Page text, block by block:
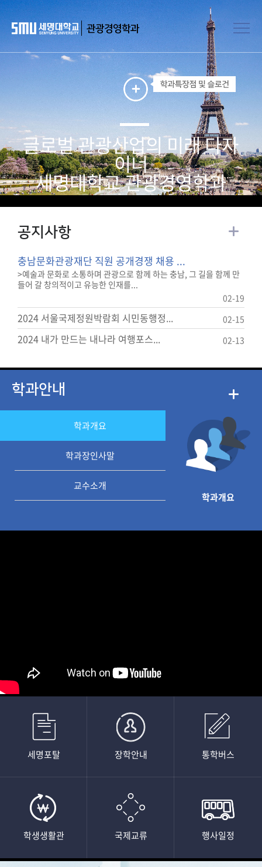
관광경영학과
글로벌 관광산업의 미래 다자
이너​
세명대학교 관광경영학과
공지사항
충남문화관광재단 직원 공개경쟁 채용 ...
>예술과 문화로 소통하며 관광으로 함께 하는 충남, 그 길을 함께 만
들어 갈 창의적이고 유능한 인재를...
02-19
2024 서울국제정원박람회 시민동행정... 02-15
2024 내가 만드는 내나라 여행포스... 02-13
학과안내
학과개요
학과개요
학과장인사말
교수소개
세명포탈 장학안내 통학버스
학생생활관 국제교류 행사일정